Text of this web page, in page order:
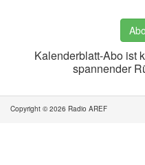
Kalenderblatt-Abo ist
spannender
Copyright © 2026 Radio AREF